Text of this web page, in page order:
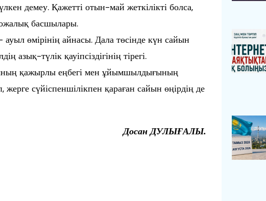
демеу. Қажетті отын-май жеткілікті болса,
басшылары.
өмірінің айнасы. Дала төсінде күн сайын
азық-түлік қауіпсіздігінің тірегі.
қажырлы еңбегі мен ұйымшылдығының
сүйіспеншілікпен қараған сайын өңірдің де
Досан ДУЛЫҒАЛЫ.